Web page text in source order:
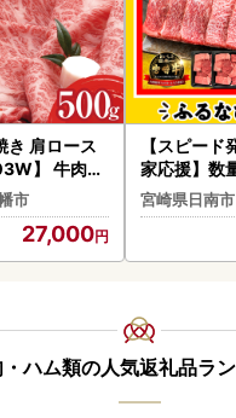
き 肩ロース
】 牛肉す
市
27,000
【スピー
家応援】数
崎牛 赤身
-Limited-
宮崎県日南市
・ハム類の人気返礼品ラ